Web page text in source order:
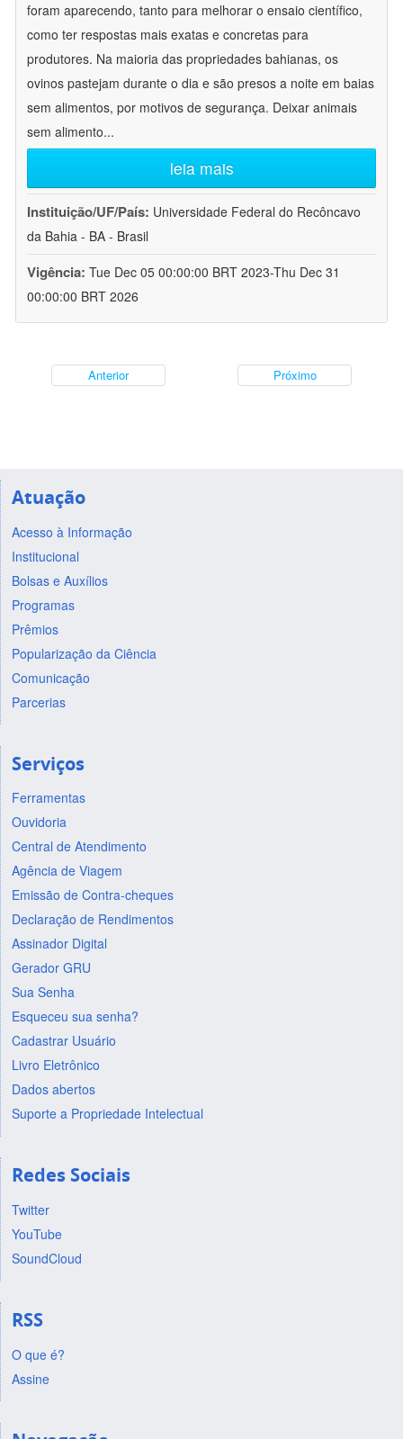
foram aparecendo, tanto para melhorar o ensaio científico,
como ter respostas mais exatas e concretas para
produtores. Na maioria das propriedades bahianas, os
ovinos pastejam durante o dia e são presos a noite em baias
sem alimentos, por motivos de segurança. Deixar animais
sem alimento...
leia mais
Instituição/UF/País: Universidade Federal do Recôncavo
da Bahia - BA - Brasil
Vigência: Tue Dec 05 00:00:00 BRT 2023-Thu Dec 31
00:00:00 BRT 2026
Anterior Próximo
Atuação
Acesso à Informação
Institucional
Bolsas e Auxílios
Programas
Prêmios
Popularização da Ciência
Comunicação
Parcerias
Serviços
Ferramentas
Ouvidoria
Central de Atendimento
Agência de Viagem
Emissão de Contra-cheques
Declaração de Rendimentos
Assinador Digital
Gerador GRU
Sua Senha
Esqueceu sua senha?
Cadastrar Usuário
Livro Eletrônico
Dados abertos
Suporte a Propriedade Intelectual
Redes Sociais
Twitter
YouTube
SoundCloud
RSS
O que é?
Assine